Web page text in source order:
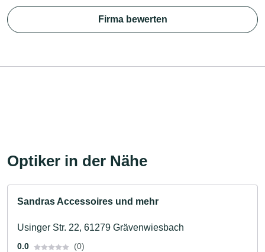
Firma bewerten
Optiker in der Nähe
Sandras Accessoires und mehr
Usinger Str. 22, 61279 Grävenwiesbach
0.0 (0)